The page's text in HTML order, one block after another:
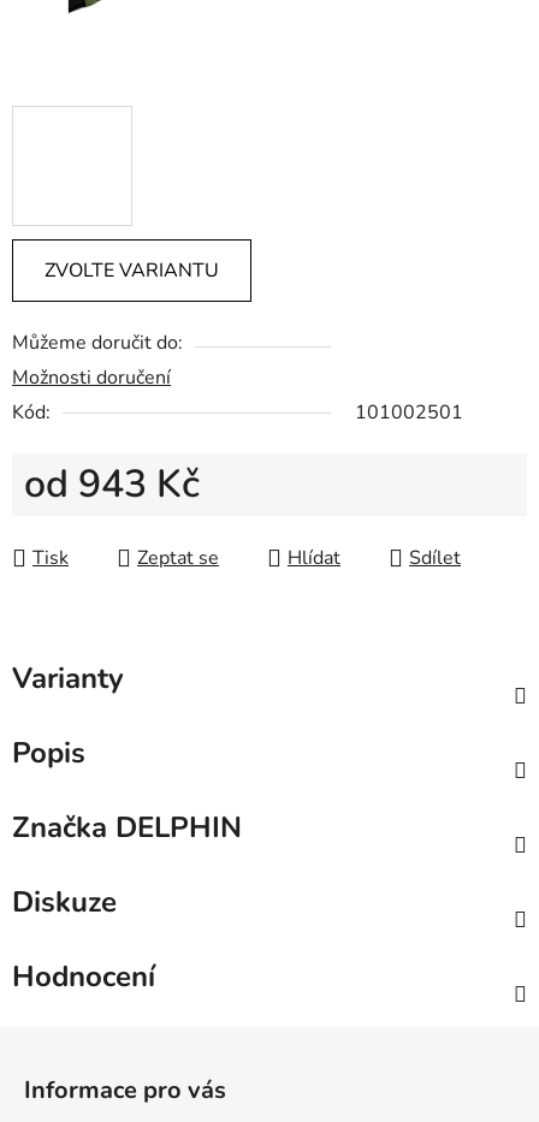
ZVOLTE VARIANTU
Můžeme doručit do:
Možnosti doručení
Kód:
101002501
od 943 Kč
Tisk
Zeptat se Hlídat Sdílet
Varianty
Popis
Značka DELPHIN
Diskuze
Hodnocení
Informace pro vás